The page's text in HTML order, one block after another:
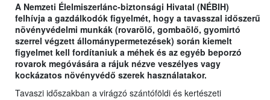
A Nemzeti Élelmiszerlánc-biztonsági Hivatal (NÉBIH)
felhívja a gazdálkodók figyelmét, hogy a tavasszal időszerű
növényvédelmi munkák (rovarölő, gombaölő, gyomirtó
szerrel végzett állománypermetezések) során kiemelt
figyelmet kell fordítaniuk a méhek és az egyéb beporzó
rovarok megóvására a rájuk nézve veszélyes vagy
kockázatos növényvédő szerek használatakor.
Tavaszi időszakban a virágzó szántóföldi és kertészeti